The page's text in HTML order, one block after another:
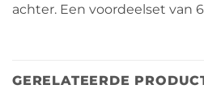
achter. Een voordeelset van
GERELATEERDE